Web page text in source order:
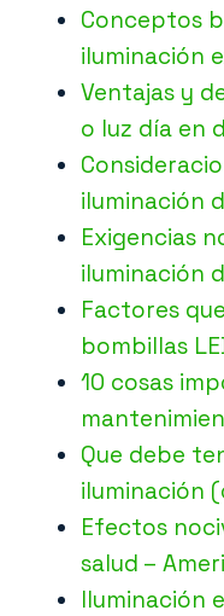
Conceptos
iluminación
Ventajas y
o luz día en
iluminación
Exigencias
iluminación
Factores
bombillas
10 cosas
Que debe
iluminación
Efectos
salud –
Iluminación